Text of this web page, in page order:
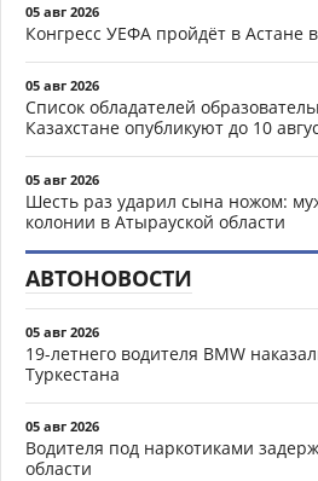
05 авг 2026
Конгресс УЕФА пройдёт в Астане
05 авг 2026
Список обладателей
Казахстане опубликуют до 10
05 авг 2026
Шесть раз ударил сына ножом:
колонии в Атырауской области
АВТОНОВОСТИ
05 авг 2026
19-летнего водителя BMW
Туркестана
05 авг 2026
Водителя под наркотиками
области